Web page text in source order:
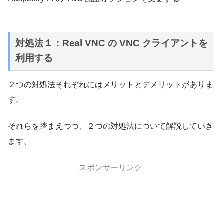
対処法１：Real VNC の VNC クライアントを
利用する
２つの対処法それぞれにはメリットとデメリットがありま
す。
それらを踏まえつつ、２つの対処法について解説していき
ます。
スポンサーリンク